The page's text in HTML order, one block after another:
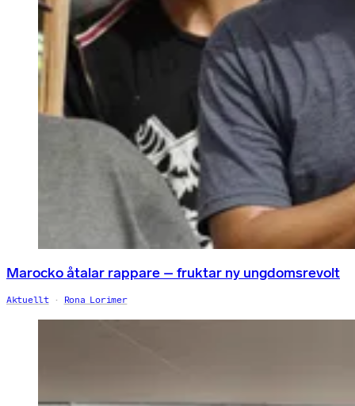
Marocko åtalar rappare – fruktar ny ungdomsrevolt
Aktuellt Rona Lorimer